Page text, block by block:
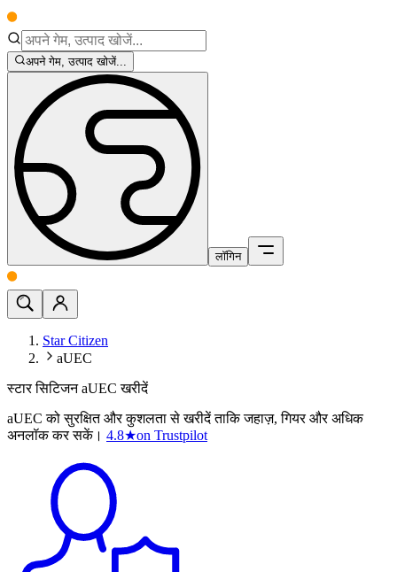
अपने गेम, उत्पाद खोजें...
लॉगिन
Star Citizen
aUEC
स्टार सिटिजन aUEC खरीदें
aUEC को सुरक्षित और कुशलता से खरीदें ताकि जहाज़, गियर और अधिक
अनलॉक कर सकें। 4.8★on Trustpilot